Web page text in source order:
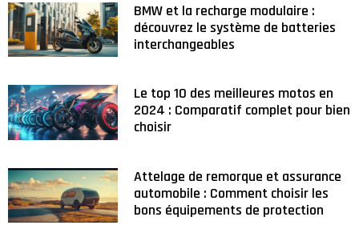
BMW et la recharge modulaire :
découvrez le système de batteries
interchangeables
Le top 10 des meilleures motos en
2024 : Comparatif complet pour bien
choisir
Attelage de remorque et assurance
automobile : Comment choisir les
bons équipements de protection